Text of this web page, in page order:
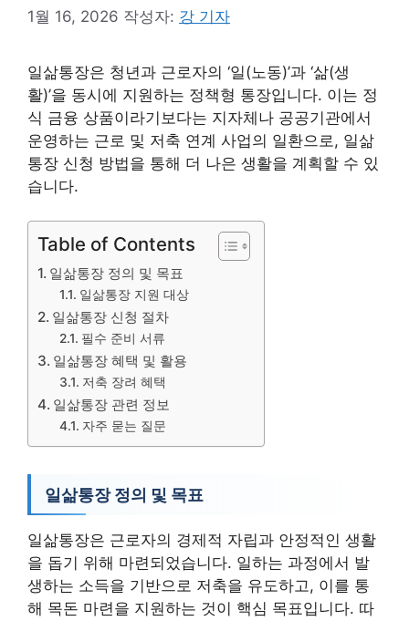
1월 16, 2026 작성자: 강 기자
일삶통장은 청년과 근로자의 ‘일(노동)’과 ‘삶(생
활)’을 동시에 지원하는 정책형 통장입니다. 이는 정
식 금융 상품이라기보다는 지자체나 공공기관에서
운영하는 근로 및 저축 연계 사업의 일환으로, 일삶
통장 신청 방법을 통해 더 나은 생활을 계획할 수 있
습니다.
Table of Contents
일삶통장 정의 및 목표
일삶통장 지원 대상
일삶통장 신청 절차
필수 준비 서류
일삶통장 혜택 및 활용
저축 장려 혜택
일삶통장 관련 정보
자주 묻는 질문
일삶통장 정의 및 목표
일삶통장은 근로자의 경제적 자립과 안정적인 생활
을 돕기 위해 마련되었습니다. 일하는 과정에서 발
생하는 소득을 기반으로 저축을 유도하고, 이를 통
해 목돈 마련을 지원하는 것이 핵심 목표입니다. 따